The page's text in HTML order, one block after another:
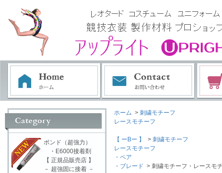
ホーム > 刺繍モチーフ
レースモチーフ
【 ーBー 】 > 刺繍モチーフ
レースモチーフ
・ペア
・ブレード > 刺繍モチーフ・レースモ
ボンド（超強力）
・E6000接着剤
【 正規品販売店 】
－ 超強固に接着 －